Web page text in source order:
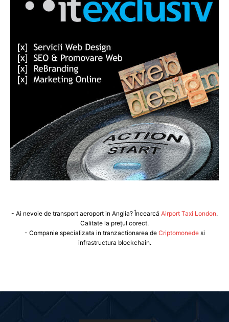
- Ai nevoie de transport aeroport in Anglia? Încearcă Airport Taxi London.
Calitate la prețul corect.
- Companie specializata in tranzactionarea de Criptomonedesi
infrastructura blockchain.